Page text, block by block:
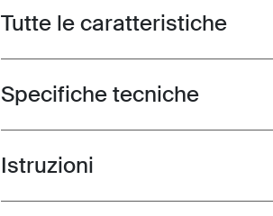
Toggle features
Tutte le caratteristiche
Toggle techspec
Specifiche tecniche
Toggle guides and instructions
Istruzioni